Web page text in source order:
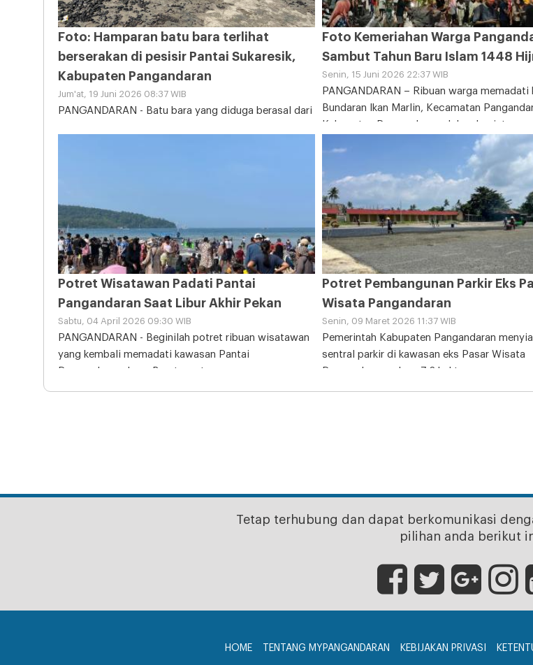
Foto: Hamparan batu bara terlihat
berserakan di pesisir Pantai Sukaresik,
Kabupaten Pangandaran
Jum'at, 19 Juni 2026 08:37 WIB
PANGANDARAN - Batu bara yang diduga berasal dari
Foto Kemeriahan Warga
Sambut Tahun Baru Islam 1448
Senin, 15 Juni 2026 22:37 WIB
PANGANDARAN – Ribuan warga memadati
Bundaran Ikan Marlin, Kecamatan
Kabupaten Pangandaran, dalam kegiatan
Potret Wisatawan Padati Pantai
Pangandaran Saat Libur Akhir Pekan
Sabtu, 04 April 2026 09:30 WIB
PANGANDARAN - Beginilah potret ribuan wisatawan
yang kembali memadati kawasan Pantai
Pangandaran, Jawa Barat, saat
Potret Pembangunan Parkir Eks
Wisata Pangandaran
Senin, 09 Maret 2026 11:37 WIB
Pemerintah Kabupaten Pangandaran
sentral parkir di kawasan eks Pasar Wisata
Pangandaran seluas 7,2 hektare
Tetap terhubung dan dapat berkomunikasi
pilihan anda berikut
HOME TENTANG MYPANGANDARAN KEBIJAKAN PRIVASI